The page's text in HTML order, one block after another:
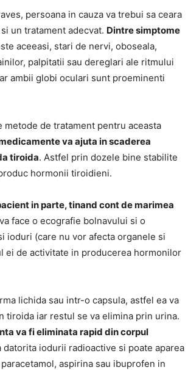
persoana in cauza va trebui sa ceara
un tratament adecvat. Dintre simptome
aceeasi, stari de nervi, oboseala,
palpitatii sau dereglari ale ritmului
ambii globi oculari sunt proeminenti
de tratament pentru aceasta
va ajuta in scaderea
tiroida. Astfel prin dozele bine stabilite
hormonii tiroidieni.
in parte, tinand cont de marimea
face o ecografie bolnavului si o
ioduri (care nu vor afecta organele si
de activitate in producerea hormonilor
lichida sau intr-o capsula, astfel ea va
tiroida iar restul se va elimina prin urina.
va fi eliminata rapid din corpul
iodurii radioactive si poate aparea
aspirina sau ibuprofen in